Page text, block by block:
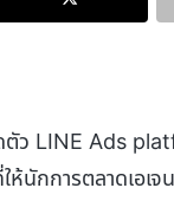
ดตัว LINE Ads
ห้นักการตลาดเอเจ